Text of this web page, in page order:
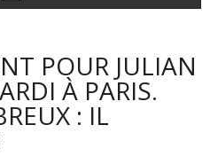
POUR JULIAN
À PARIS.
: IL